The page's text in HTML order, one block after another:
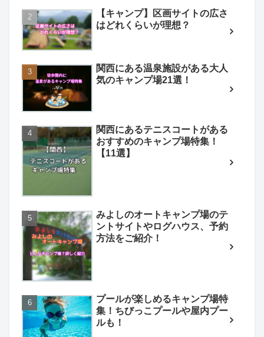
【キャンプ】区画サイトの広さ
はどれくらいが理想？
関西にある温泉施設がある大人
気のキャンプ場21選！
関西にあるテニスコートがある
おすすめのキャンプ場特集！
【11選】
みよしのオートキャンプ場のテ
ントサイトやログハウス、予約
方法をご紹介！
プールが楽しめるキャンプ場特
集！ちびっこプールや屋内プー
ルも！